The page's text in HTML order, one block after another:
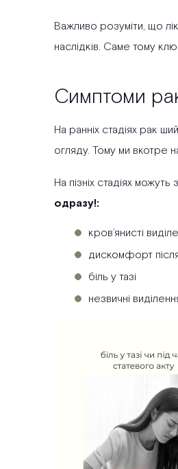
Важливо розуміти, що
наслідків. Саме тому
Симптоми
На ранніх стадіях рак
огляду. Тому ми вкотре
На пізніх стадіях
одразу!:
кров’янисті
дискомфорт
біль у тазі
незвичні